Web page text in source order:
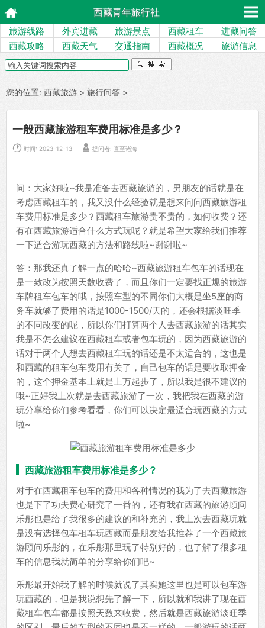
西藏青年旅行社
旅游线路 外宾进藏 旅游景点 西藏租车
进藏问答
西藏攻略
西藏天气 交通指南 西藏概况 旅游信息
您的位置: 西藏旅游 > 旅行问答 >
一般西藏旅游租车费用标准是多少？
 时间: 2023-12-13  提问者: 直至诸海
问：大家好啦~我是准备去西藏旅游的，男朋友的话就是在
考虑西藏租车的，我又没什么经验就是想来问问西藏旅游租
车费用标准是多少？西藏租车旅游贵不贵的，如何收费？还
有在西藏旅游适合什么方式玩呢？就是希望大家给我们推荐
一下适合游玩西藏的方法和路线啦~谢谢啦~
答：那我还真了解一点的哈哈~西藏旅游租车包车的话现在
是一致改为按照天数收费了，而且你们一定要找正规的旅游
车牌租车包车的哦，按照车型的不同你们大概是坐5座的商
务车就够了费用的话是1000-1500/天的，还会根据淡旺季
的不同改变的呢，所以你们打算两个人去西藏旅游的话其实
我是不怎么建议在西藏租车或者包车玩的，因为西藏旅游的
话对于两个人想去西藏租车玩的话还是不太适合的，这也是
和西藏的租车包车费用有关了，自己包车的话是要收取押金
的，这个押金基本上就是上万起步了，所以我是很不建议的
哦~正好我上次就是去西藏旅游了一次，我把我在西藏的游
玩分享给你们参考看看，你们可以决定最适合玩西藏的方式
啦~
西藏旅游租车费用标准是多少？
对于在西藏租车包车的费用和各种情况的我为了去西藏旅游
也是下了功夫费心研究了一番的，还有我在西藏的旅游顾问
乐彤也是给了我很多的建议的和补充的，我上次去西藏玩就
是没有选择包车租车玩西藏而是朋友给我推荐了一个西藏旅
游顾问乐彤的，在乐彤那里玩了特别好的，也了解了很多租
车的信息我就简单的分享给你们吧~
乐彤最开始我了解的时候就说了其实她这里也是可以包车游
玩西藏的，但是我说想先了解一下，所以就和我讲了现在西
藏租车包车都是按照天数来收费，然后就是西藏旅游淡旺季